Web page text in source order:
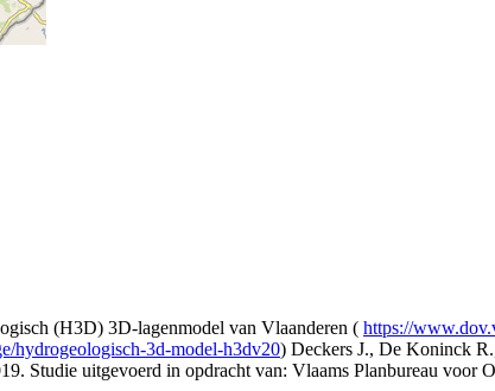
(H3D) 3D-lagenmodel van Vlaanderen ( https://
hydrogeologisch-3d-model-h3dv20) Deckers J., De Koninck
Studie uitgevoerd in opdracht van: Vlaams Planbureau